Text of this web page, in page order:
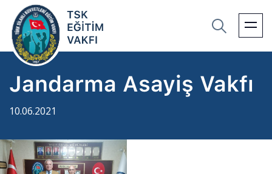
Jandarma Asayiş Vakfı
10.06.2021